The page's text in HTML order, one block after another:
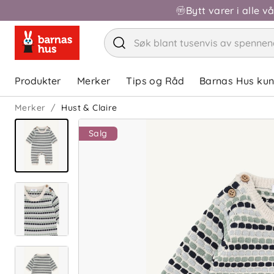
Bytt varer i alle
Produkter Merker Tips og Råd Barnas Hus
Merker Hust & Claire
Salg